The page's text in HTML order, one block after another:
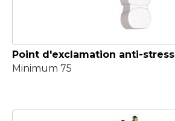
Point d'exclamation anti-stress
Minimum 75